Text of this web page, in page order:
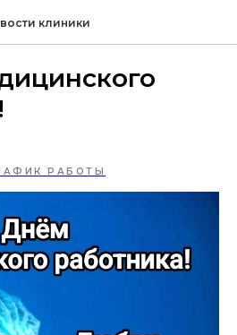
клиники
РАБОТЫ